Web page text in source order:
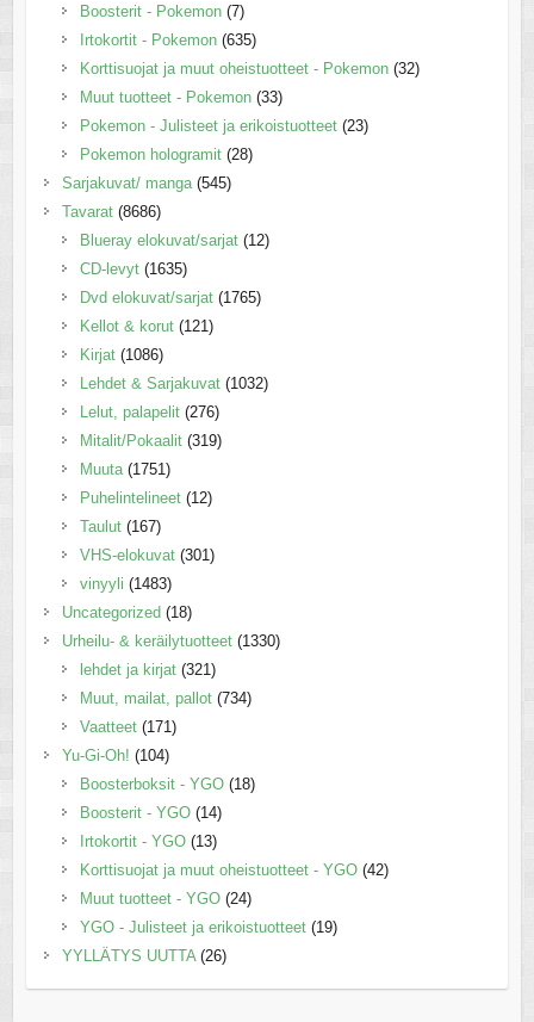
Boosterit - Pokemon (7)
Irtokortit - Pokemon (635)
Korttisuojat ja muut oheistuotteet - Pokemon (32)
Muut tuotteet - Pokemon (33)
Pokemon - Julisteet ja erikoistuotteet (23)
Pokemon hologramit (28)
Sarjakuvat/ manga (545)
Tavarat (8686)
Blueray elokuvat/sarjat (12)
CD-levyt (1635)
Dvd elokuvat/sarjat (1765)
Kellot & korut (121)
Kirjat (1086)
Lehdet & Sarjakuvat (1032)
Lelut, palapelit (276)
Mitalit/Pokaalit (319)
Muuta (1751)
Puhelintelineet (12)
Taulut (167)
VHS-elokuvat (301)
vinyyli (1483)
Uncategorized (18)
Urheilu- & keräilytuotteet (1330)
lehdet ja kirjat (321)
Muut, mailat, pallot (734)
Vaatteet (171)
Yu-Gi-Oh! (104)
Boosterboksit - YGO (18)
Boosterit - YGO (14)
Irtokortit - YGO (13)
Korttisuojat ja muut oheistuotteet - YGO (42)
Muut tuotteet - YGO (24)
YGO - Julisteet ja erikoistuotteet (19)
YYLLÄTYS UUTTA (26)